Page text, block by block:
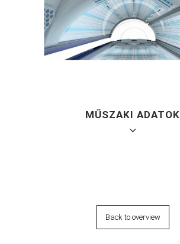
MŰSZAKI ADATOK
Back to overview